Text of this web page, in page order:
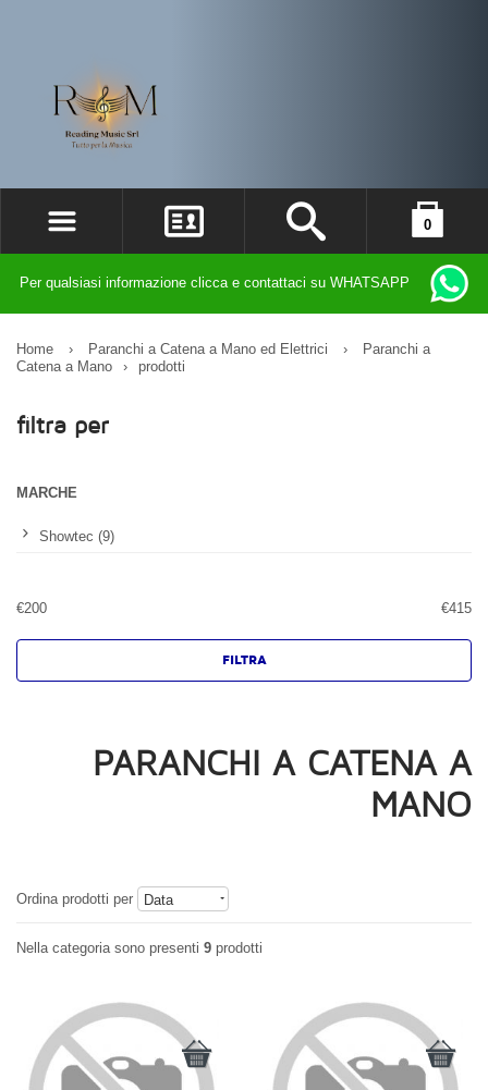
ACCEDI
REGISTRATI
0
Per qualsiasi informazione clicca e contattaci su WHATSAPP
Home › Paranchi a Catena a Mano ed Elettrici ›
Paranchi a
Catena a Mano
› prodotti
filtra per
MARCHE
Showtec (9)
€200 €415
PARANCHI A CATENA A
MANO
Ordina prodotti per Data
Nella categoria sono presenti 9 prodotti